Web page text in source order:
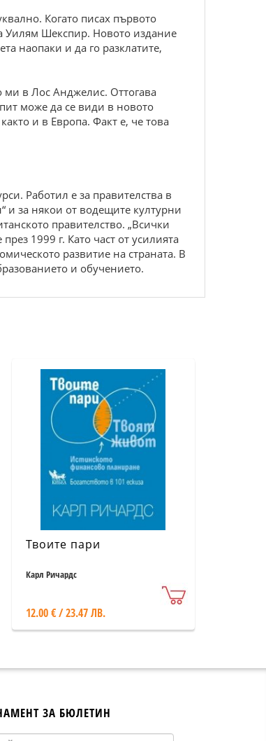
Когато писах първото
Уилям Шекспир. Новото издание
наопаки и да го разклатите,
ми в Лос Анджелис. Оттогава
може да се види в новото
и в Европа. Факт е, че това
Работил е за правителства в
за някои от водещите културни
правителство. „Всички
1999 г. Като част от усилията
развитие на страната. В
и обучението.
Твоите пари
Карл Ричардс
12.00 € / 23.47 ЛВ.
ЗА БЮЛЕТИН